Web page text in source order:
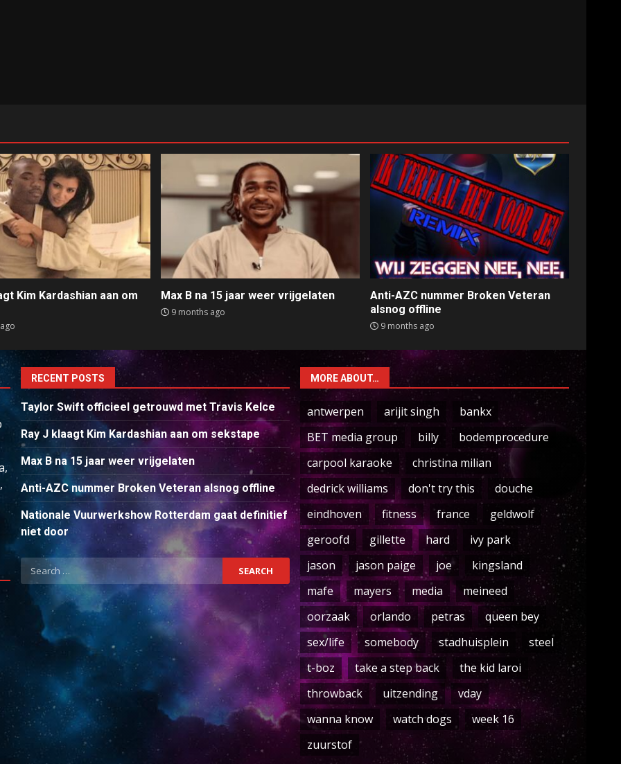
Kim Kardashian aan om
Max B na 15 jaar weer vrijgelaten
9 months ago
Anti-AZC nummer Broken Veteran
alsnog offline
9 months ago
RECENT POSTS
Taylor Swift officieel getrouwd met Travis Kelce
Ray J klaagt Kim Kardashian aan om sekstape
Max B na 15 jaar weer vrijgelaten
Anti-AZC nummer Broken Veteran alsnog offline
Nationale Vuurwerkshow Rotterdam gaat definitief
niet door
Search
for:
MORE ABOUT…
antwerpen arijit singh
bankx
BET media group
billy
bodemprocedure
carpool karaoke
christina milian
dedrick williams
don't try this
douche
eindhoven
fitness france
geldwolf
geroofd
gillette hard
ivy park
jason
jason paige joe
kingsland
mafe
mayers media
meineed
oorzaak
orlando petras
queen bey
sex/life
somebody stadhuisplein
steel
t-boz
take a step back
the kid laroi
throwback
uitzending
vday
wanna know
watch dogs
week 16
zuurstof